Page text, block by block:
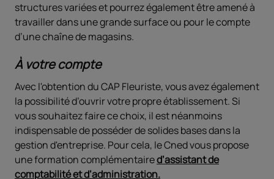
structures variées et pourrez également être amené à
travailler dans une grande surface ou pour le compte
d’une chaîne de magasins.
À votre compte
Avec l'obtention du CAP Fleuriste, vous avez également
la possibilité d’ouvrir votre propre établissement. Si
vous souhaitez faire ce choix, il est néanmoins
indispensable de posséder de solides bases dans la
gestion d'entreprise. Pour cela, le Cned vous propose
une formation complémentaired’assistant de
comptabilité et d’administration.